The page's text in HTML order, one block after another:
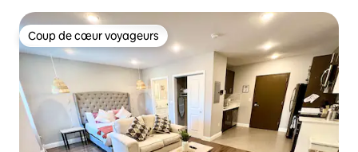
Coup de cœur voyageurs
Coup de cœur voyageurs